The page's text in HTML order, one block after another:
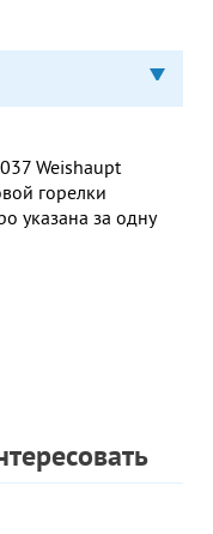
Weishaupt
горелки
указана за одну